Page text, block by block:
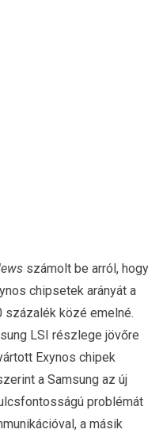
számolt be arról, hogy
chipsetek arányát a
közé emelné.
LSI részlege jövőre
Exynos chipek
a Samsung az új
problémát
a másik